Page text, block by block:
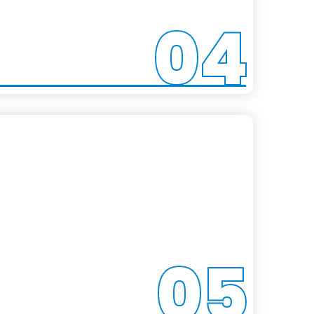
04